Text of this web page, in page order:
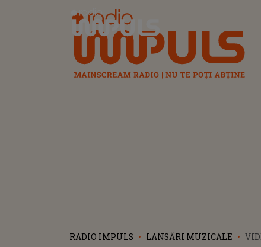
Radio Impuls
RADIO IMPULS LANSĂRI MUZICALE